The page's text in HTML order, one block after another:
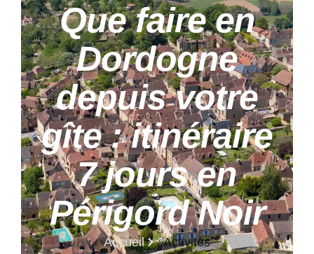
Que faire en
Dordogne
depuis votre
gîte : itinéraire
7 jours en
Périgord Noir
Accueil Activités